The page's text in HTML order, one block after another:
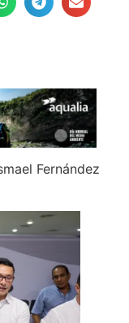
Fernández